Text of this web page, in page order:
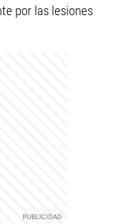
por las lesiones